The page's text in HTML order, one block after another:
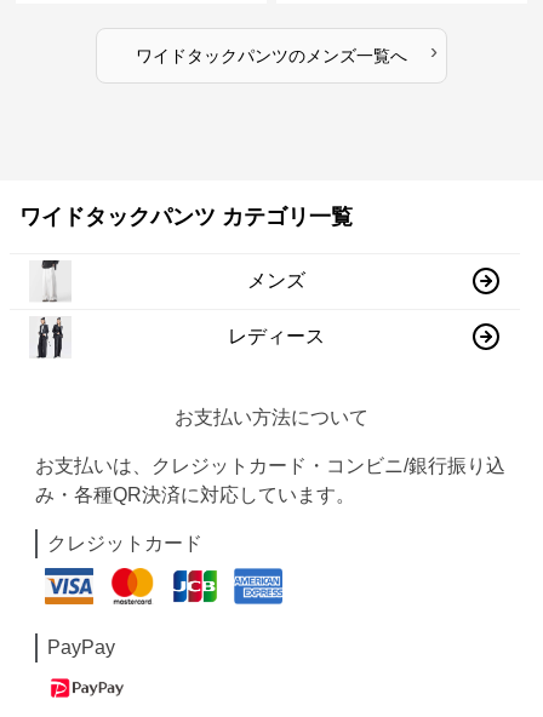
ワイドタックパンツのメンズ一覧へ ›
ワイドタックパンツ カテゴリ一覧
メンズ
レディース
お支払い方法について
お支払いは、クレジットカード・コンビニ/銀行振り込
み・各種QR決済に対応しています。
クレジットカード
PayPay